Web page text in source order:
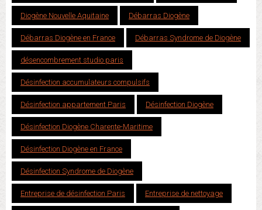
Diogène Nouvelle Aquitaine Débarras Diogène
Débarras Diogène en France Débarras Syndrome de Diogène
désencombrement studio paris
Désinfection accumulateurs compulsifs
Désinfection appartement Paris Désinfection Diogène
Désinfection Diogène Charente-Maritime
Désinfection Diogène en France
Désinfection Syndrome de Diogène
Entreprise de désinfection Paris Entreprise de nettoyage